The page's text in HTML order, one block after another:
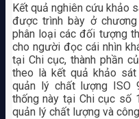
Kết quả nghiên cứu khảo
được trình bày ở
phân loại các đối tượng
cho người đọc cái nhìn
tại Chi cục, thành phần
theo là kết quả khảo
quản lý chất lượng ISO
thống này tại Chi cục số
quản lý chất lượng và